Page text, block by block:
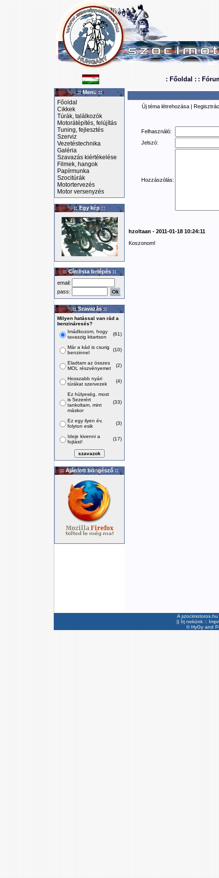
: Főoldal : :
:: Menü ::
Főoldal
Cikkek
Túrák, találkozók
Motorátépítés, felújítás
Tuning, fejlesztés
Szerviz
Vezetéstechnika
Galéria
Szavazás kiértékelése
Filmek, hangok
Papírmunka
Szocitúrák
Motortervezés
Motor versenyzés
:: Egy kép ::
:: Címlista belépés ::
email:
pass:
:: Szavazás ::
Milyen hatással van rád a
benzináresés?
Imádkozom, hogy
tavaszig kitartson
(61)
Már a kád is csurig
benzinnel
(10)
Eladtam az összes
MOL részvényemet
(2)
Hosszabb nyári
túrákat szervezek
(4)
Ez hülyeség, most
is 5ezerért
tankoltam, mint
máskor
(33)
Ez egy ilyen év,
folyton esik
(3)
Ideje kivenni a
fojtást!
(17)
:: Ajánlott böngésző ::
Új téma létrehozása |
Felhasználó:
Jelszó:
Hozzászólás:
hzoltaan - 2011-01-18 10:24:11
Koszonom!
A
|| Írj nekünk ::
©HyGyand